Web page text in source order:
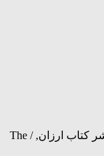
عنوان: آخرین ساکن دوزخ روی زمین, نویسنده: خسرو شهریاری, شابک: 9789189411319, اندازه(سانت): ××, تعداد صفحه: 281, سال انتشار شمسی: 1400, سال انتشار میلادی: 2022, ناشر:نشر کتاب ارزان, / The